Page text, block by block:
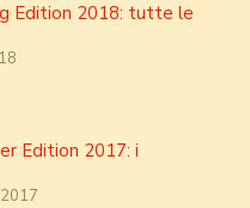
Edition 2018: tutte le
Edition 2017: i